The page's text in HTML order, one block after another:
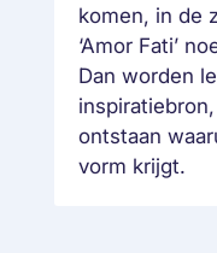
komen, in de
‘Amor Fati’
Dan worden
ontstaan
vorm krijgt.